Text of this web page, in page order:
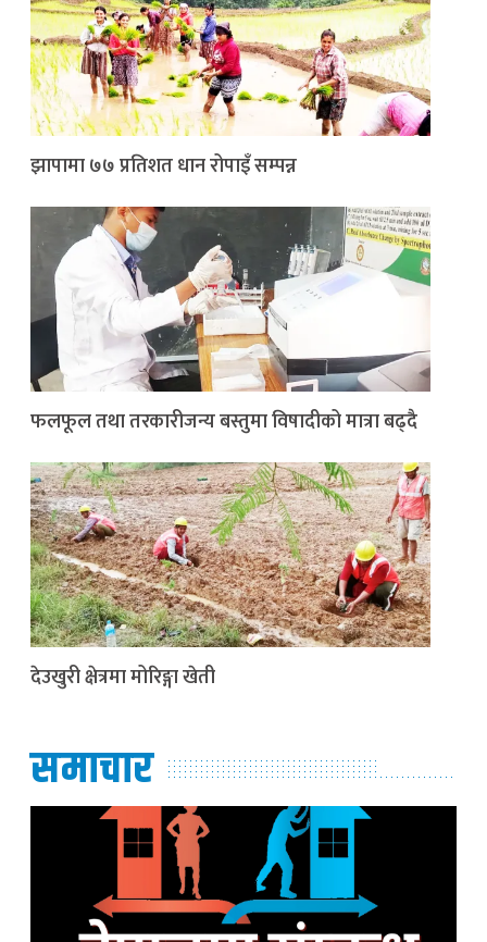
झापामा ७७ प्रतिशत धान रोपाइँ सम्पन्न
फलफूल तथा तरकारीजन्य बस्तुमा विषादीको मात्रा बढ्दै
देउखुरी क्षेत्रमा मोरिङ्गा खेती
समाचार